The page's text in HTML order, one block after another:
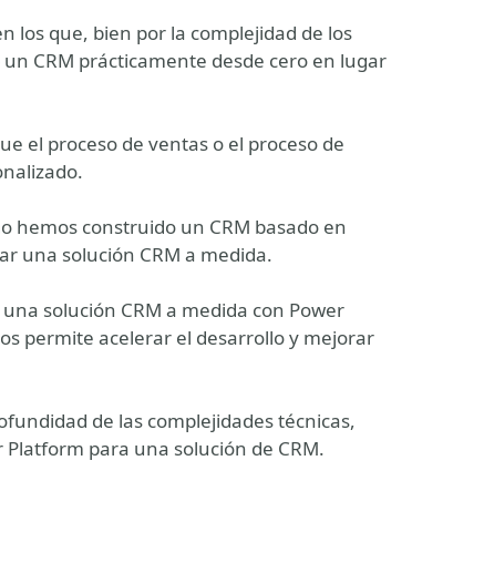
los que, bien por la complejidad de los
CRM prácticamente desde cero en lugar
el proceso de ventas o el proceso de
hemos construido un CRM basado en
una solución CRM a medida.
solución CRM a medida con Power
permite acelerar el desarrollo y mejorar
de las complejidades técnicas,
para una solución de CRM.